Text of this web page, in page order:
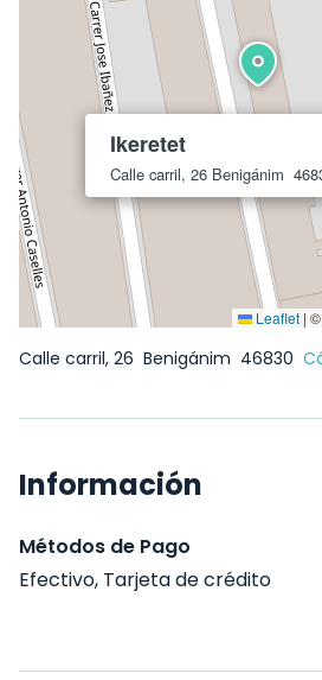
Ikeretet
Calle carril, 26 Benigánim
Leaflet | ©
Calle carril, 26 Benigánim 46830
Información
Métodos de Pago
Efectivo, Tarjeta de crédito